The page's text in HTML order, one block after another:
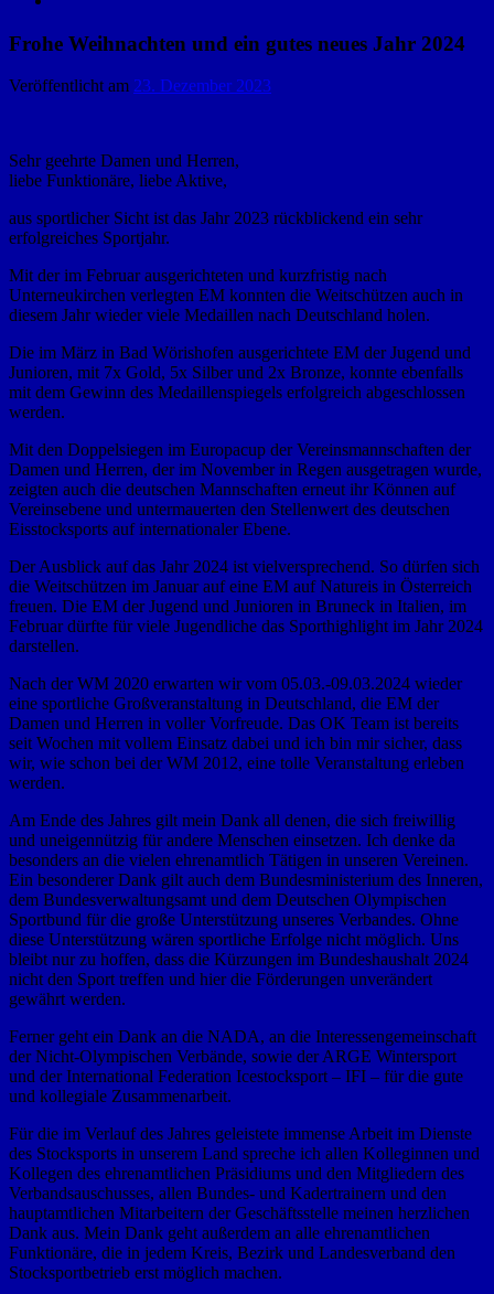
Frohe Weihnachten und ein gutes neues Jahr 2024
Veröffentlicht am 23. Dezember 2023
Sehr geehrte Damen und Herren,
liebe Funktionäre, liebe Aktive,
aus sportlicher Sicht ist das Jahr 2023 rückblickend ein sehr
erfolgreiches Sportjahr.
Mit der im Februar ausgerichteten und kurzfristig nach
Unterneukirchen verlegten EM konnten die Weitschützen auch in
diesem Jahr wieder viele Medaillen nach Deutschland holen.
Die im März in Bad Wörishofen ausgerichtete EM der Jugend und
Junioren, mit 7x Gold, 5x Silber und 2x Bronze, konnte ebenfalls
mit dem Gewinn des Medaillenspiegels erfolgreich abgeschlossen
werden.
Mit den Doppelsiegen im Europacup der Vereinsmannschaften der
Damen und Herren, der im November in Regen ausgetragen wurde,
zeigten auch die deutschen Mannschaften erneut ihr Können auf
Vereinsebene und untermauerten den Stellenwert des deutschen
Eisstocksports auf internationaler Ebene.
Der Ausblick auf das Jahr 2024 ist vielversprechend. So dürfen sich
die Weitschützen im Januar auf eine EM auf Natureis in Österreich
freuen. Die EM der Jugend und Junioren in Bruneck in Italien, im
Februar dürfte für viele Jugendliche das Sporthighlight im Jahr 2024
darstellen.
Nach der WM 2020 erwarten wir vom 05.03.-09.03.2024 wieder
eine sportliche Großveranstaltung in Deutschland, die EM der
Damen und Herren in voller Vorfreude. Das OK Team ist bereits
seit Wochen mit vollem Einsatz dabei und ich bin mir sicher, dass
wir, wie schon bei der WM 2012, eine tolle Veranstaltung erleben
werden.
Am Ende des Jahres gilt mein Dank all denen, die sich freiwillig
und uneigennützig für andere Menschen einsetzen. Ich denke da
besonders an die vielen ehrenamtlich Tätigen in unseren Vereinen.
Ein besonderer Dank gilt auch dem Bundesministerium des Inneren,
dem Bundesverwaltungsamt und dem Deutschen Olympischen
Sportbund für die große Unterstützung unseres Verbandes. Ohne
diese Unterstützung wären sportliche Erfolge nicht möglich. Uns
bleibt nur zu hoffen, dass die Kürzungen im Bundeshaushalt 2024
nicht den Sport treffen und hier die Förderungen unverändert
gewährt werden.
Ferner geht ein Dank an die NADA, an die Interessengemeinschaft
der Nicht-Olympischen Verbände, sowie der ARGE Wintersport
und der International Federation Icestocksport – IFI – für die gute
und kollegiale Zusammenarbeit.
Für die im Verlauf des Jahres geleistete immense Arbeit im Dienste
des Stocksports in unserem Land spreche ich allen Kolleginnen und
Kollegen des ehrenamtlichen Präsidiums und den Mitgliedern des
Verbandsauschusses, allen Bundes- und Kadertrainern und den
hauptamtlichen Mitarbeitern der Geschäftsstelle meinen herzlichen
Dank aus. Mein Dank geht außerdem an alle ehrenamtlichen
Funktionäre, die in jedem Kreis, Bezirk und Landesverband den
Stocksportbetrieb erst möglich machen.